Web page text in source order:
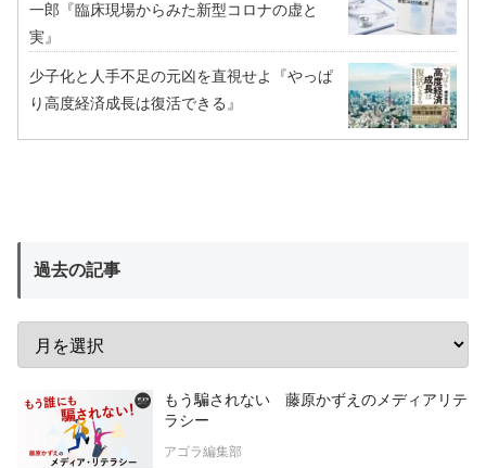
一郎『臨床現場からみた新型コロナの虚と
実』
少子化と人手不足の元凶を直視せよ『やっぱ
り高度経済成長は復活できる』
過去の記事
もう騙されない 藤原かずえのメディアリテ
ラシー
アゴラ編集部